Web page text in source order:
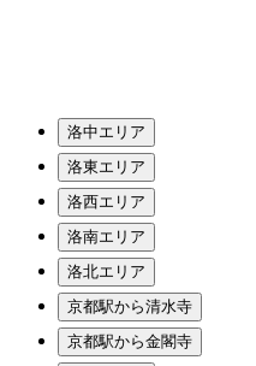
洛中エリア
洛東エリア
洛西エリア
洛南エリア
洛北エリア
京都駅から清水寺
京都駅から金閣寺